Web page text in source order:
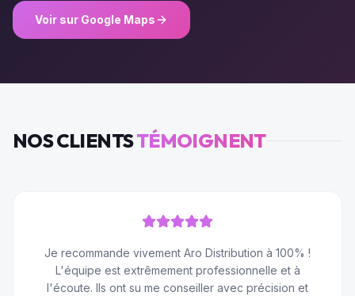
Voir sur Google Maps
NOS CLIENTSTÉMOIGNENT
Je recommande vivement Aro Distribution à 100% !
L'équipe est extrêmement professionnelle et à
l'écoute. Ils ont su me conseiller avec précision et